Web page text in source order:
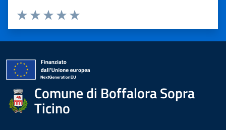
Valuta 5 stelle su 5
Valuta 4 stelle su 5
Valuta 3 stelle su 5
Valuta 2 stelle su 5
Valuta 1 stelle su 5
Comune di Boffalora Sopra
Ticino